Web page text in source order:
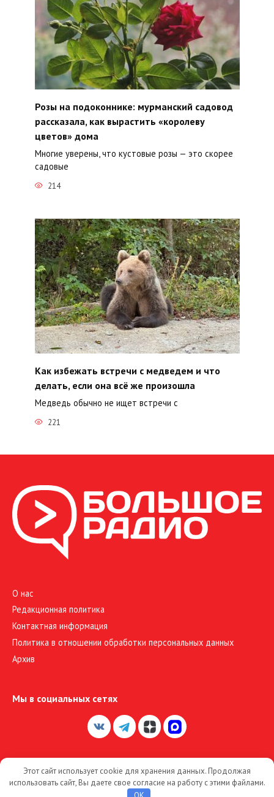
Розы на подоконнике: мурманский садовод
рассказала, как вырастить «королеву
цветов» дома
Многие уверены, что кустовые розы — это скорее
садовые
214
Как избежать встречи с медведем и что
делать, если она всё же произошла
Медведь обычно не ищет встречи с
221
О нас
Редакционная политика
Контактная информация
Политика в отношении обработки персональных данных
Архив
Мы в социальных сетях
© 2026 Большое Радио
Этот сайт использует cookie для хранения данных. Продолжая
использовать сайт, Вы даете свое согласие на работу с этими файлами.